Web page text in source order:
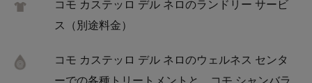
コモ カステッロ デル ネロのランドリー サービ
ス（別途料金）
コモ カステッロ デル ネロのウェルネス センタ